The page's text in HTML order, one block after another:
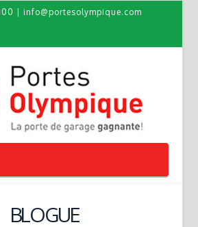
info@portesolympique.com
BLOGUE